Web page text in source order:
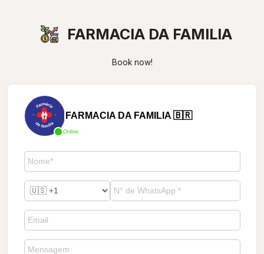
FARMACIA DA FAMILIA
Book now!
Online
FARMACIA DA FAMILIA 🇧🇷